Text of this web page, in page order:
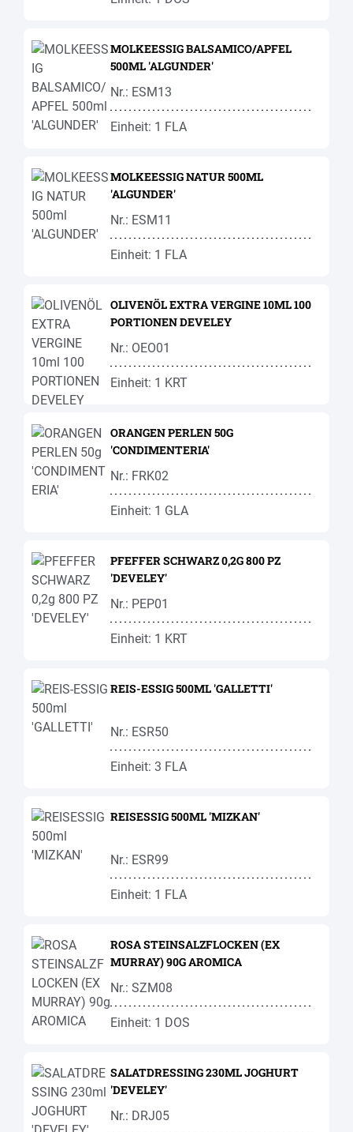
MOLKEESSIG BALSAMICO/APFEL
500ML 'ALGUNDER'
Nr.: ESM13
Einheit: 1 FLA
MOLKEESSIG NATUR 500ML
'ALGUNDER'
Nr.: ESM11
Einheit: 1 FLA
OLIVENÖL EXTRA VERGINE 10ML 100
PORTIONEN DEVELEY
Nr.: OEO01
Einheit: 1 KRT
ORANGEN PERLEN 50G
'CONDIMENTERIA'
Nr.: FRK02
Einheit: 1 GLA
PFEFFER SCHWARZ 0,2G 800 PZ
'DEVELEY'
Nr.: PEP01
Einheit: 1 KRT
REIS-ESSIG 500ML 'GALLETTI'
Nr.: ESR50
Einheit: 3 FLA
REISESSIG 500ML 'MIZKAN'
Nr.: ESR99
Einheit: 1 FLA
ROSA STEINSALZFLOCKEN (EX
MURRAY) 90G AROMICA
Nr.: SZM08
Einheit: 1 DOS
SALATDRESSING 230ML JOGHURT
'DEVELEY'
Nr.: DRJ05